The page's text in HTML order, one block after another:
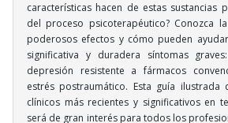
características hacen de estas sustancias
del proceso psicoterapéutico? Conozca
poderosos efectos y cómo pueden
significativa y duradera síntomas
depresión resistente a fármacos
estrés postraumático. Esta guía ilustrada
clínicos más recientes y significativos en
será de gran interés para todos los